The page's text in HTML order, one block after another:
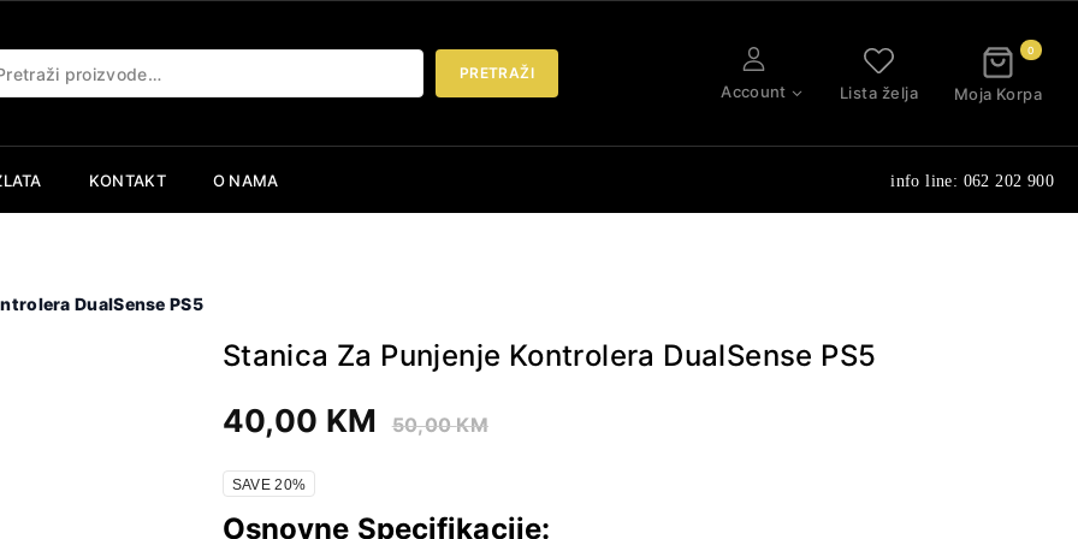
PRETRAŽI
Account Lista želja
0
Moja Korpa
KONTAKT O NAMA info line: 062 202 900
DualSense PS5
Stanica Za Punjenje Kontrolera DualSense PS5
40,00 KM 50,00KM
SAVE 20%
Osnovne Specifikacije: